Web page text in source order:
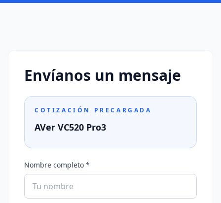
Envíanos un mensaje
COTIZACIÓN PRECARGADA
AVer VC520 Pro3
Nombre completo *